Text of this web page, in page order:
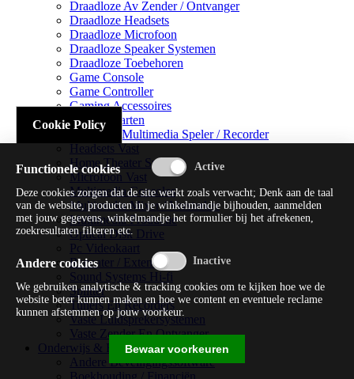
Draadloze Av Zender / Ontvanger
Draadloze Headsets
Draadloze Microfoon
Draadloze Speaker Systemen
Draadloze Toebehoren
Game Console
Game Controller
Gaming Accessoires
Geluidskaarten
Handheld Multimedia Speler / Recorder
Headsets Vast
Home Theater Systems
Microfoon Vast
Multimedia Consoles
Multimedia Mixer / Versterker
Multimedia Productie
Optical Disk Drive
Pc Videokaart
Repeater / Extender
Sound Systems Hi-fi
Splitter
Tuners En Recorders
Vaste Luidsprekersystemen
Vaste Zender En Ontvanger
Onderwijs & Recreatie
Andere Beveiligingssoftware
Cookie Policy
Functionele cookies
Deze cookies zorgen dat de site werkt zoals verwacht; Denk aan de taal
van de website, producten in je winkelmandje bijhouden, aanmelden
met jouw gegevens, winkelmandje het formulier bij het afrekenen,
zoekresultaten filteren etc.
Andere cookies
We gebruiken analytische & tracking cookies om te kijken hoe we de
website beter kunnen maken en hoe we content en eventuele reclame
kunnen afstemmen op jouw voorkeur.
Bewaar voorkeuren